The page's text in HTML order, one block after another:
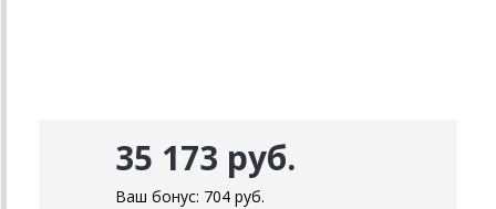
35 173 руб.
Ваш бонус: 704 руб.